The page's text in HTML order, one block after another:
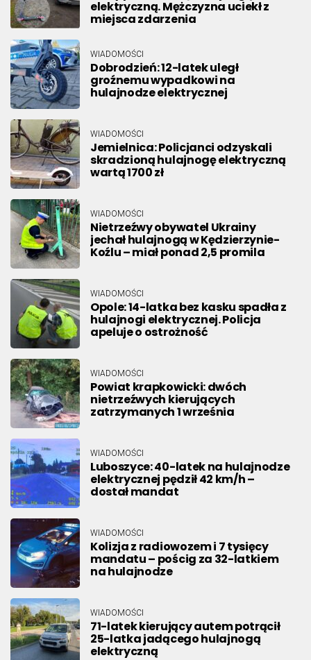
elektryczną. Mężczyzna uciekł z
miejsca zdarzenia
WIADOMOŚCI
Dobrodzień: 12-latek uległ
groźnemu wypadkowi na
hulajnodze elektrycznej
WIADOMOŚCI
Jemielnica: Policjanci odzyskali
skradzioną hulajnogę elektryczną
wartą 1700 zł
WIADOMOŚCI
Nietrzeźwy obywatel Ukrainy
jechał hulajnogą w Kędzierzynie-
Koźlu – miał ponad 2,5 promila
WIADOMOŚCI
Opole: 14-latka bez kasku spadła z
hulajnogi elektrycznej. Policja
apeluje o ostrożność
WIADOMOŚCI
Powiat krapkowicki: dwóch
nietrzeźwych kierujących
zatrzymanych 1 września
WIADOMOŚCI
Luboszyce: 40-latek na hulajnodze
elektrycznej pędził 42 km/h –
dostał mandat
WIADOMOŚCI
Kolizja z radiowozem i 7 tysięcy
mandatu – pościg za 32-latkiem
na hulajnodze
WIADOMOŚCI
71-latek kierujący autem potrącił
25-latka jadącego hulajnogą
elektryczną